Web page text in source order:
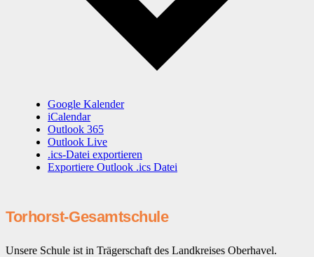
Google Kalender
iCalendar
Outlook 365
Outlook Live
.ics-Datei exportieren
Exportiere Outlook .ics Datei
Torhorst-Gesamtschule
Unsere Schule ist in Trägerschaft des Landkreises Oberhavel.